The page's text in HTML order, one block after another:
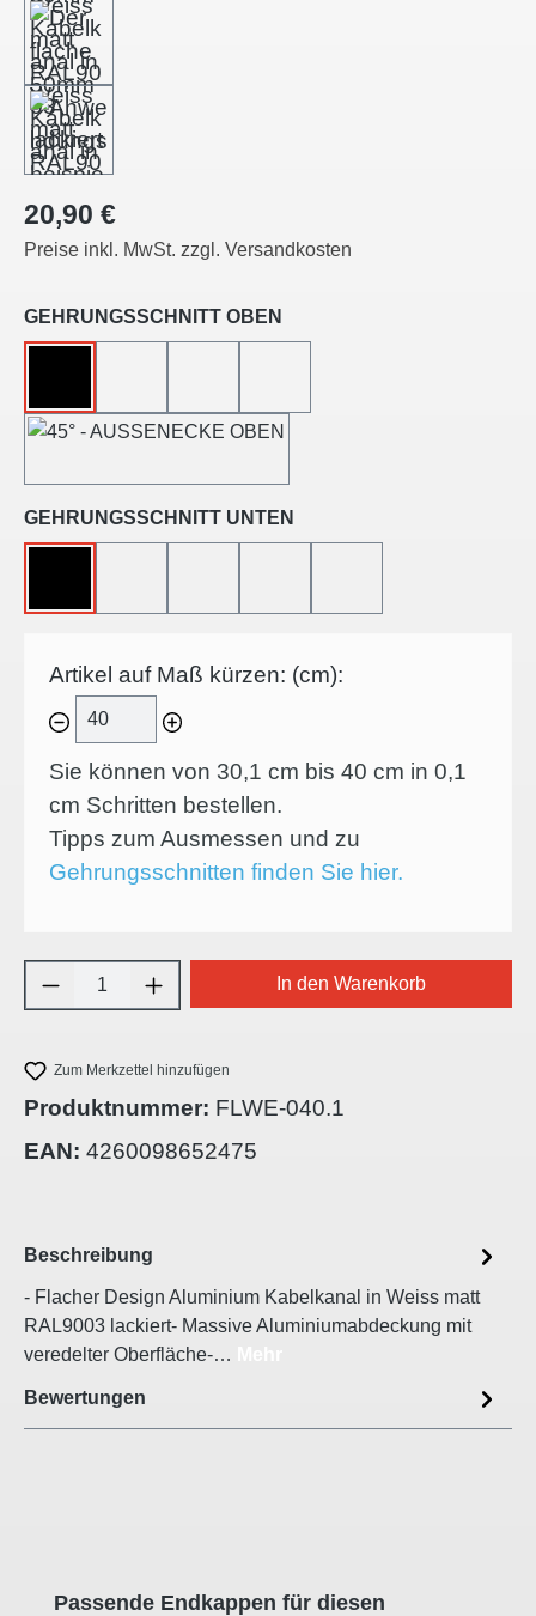
Regulärer Preis:
20,90 €
Preise inkl. MwSt. zzgl. Versandkosten
GEHRUNGSSCHNITT OBEN
GEHRUNGSSCHNITT UNTEN
Artikel auf Maß kürzen: (cm):
Sie können von 30,1 cm bis 40 cm in 0,1
cm Schritten bestellen.
Tipps zum Ausmessen und zu
Gehrungsschnitten finden Sie hier.
Produkt Anzahl: Gib den gewünschten
In den Warenkorb
Zum Merkzettel hinzufügen
Produktnummer: FLWE-040.1
EAN: 4260098652475
Beschreibung
- Flacher Design Aluminium Kabelkanal in Weiss matt
RAL9003 lackiert- Massive Aluminiumabdeckung mit
veredelter Oberfläche-…
Bewertungen
Produktgalerie überspringen
Passende Endkappen für diesen